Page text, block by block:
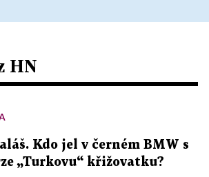
HN
Kdo jel v černém BMW s
„Turkovu“ křižovatku?